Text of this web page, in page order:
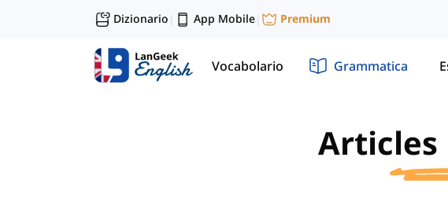
Dizionario | App Mobile| Premium
Vocabolario Grammatica
Articles